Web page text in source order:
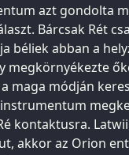
azt gondolta
Bárcsak Rét
béliek abban a
megkörnyékezte
maga módján
kontaktusra.
akkor az Orion